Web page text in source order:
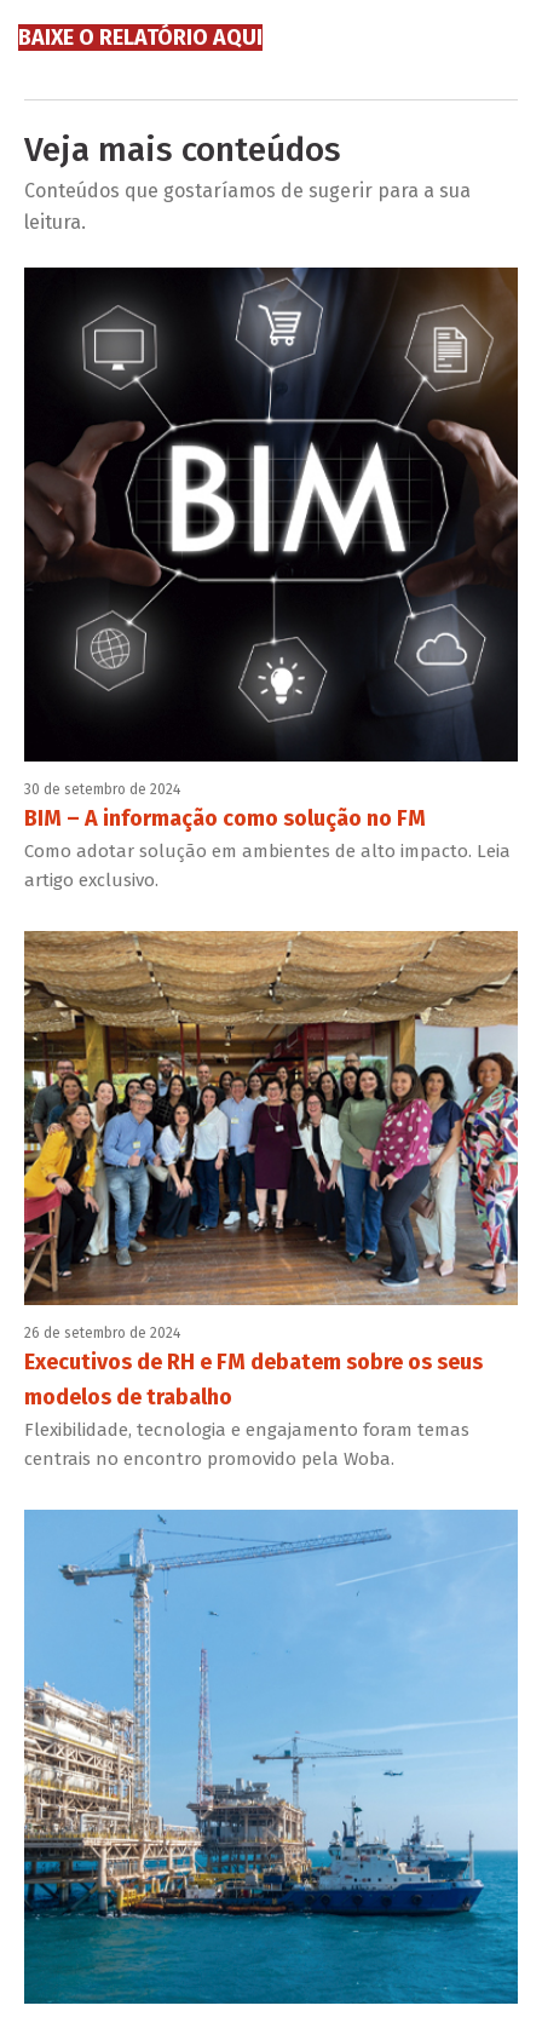
BAIXE O RELATÓRIO AQUI
Veja mais conteúdos
Conteúdos que gostaríamos de sugerir para a sua
leitura.
30 de setembro de 2024
BIM – A informação como solução no FM
Como adotar solução em ambientes de alto impacto. Leia
artigo exclusivo.
26 de setembro de 2024
Executivos de RH e FM debatem sobre os seus
modelos de trabalho
Flexibilidade, tecnologia e engajamento foram temas
centrais no encontro promovido pela Woba.